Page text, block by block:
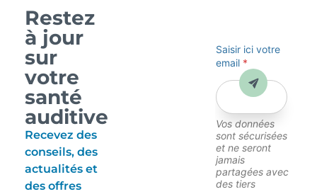
Restez
à jour
sur
votre
santé
auditive
Recevez des
conseils, des
actualités et
des offres
Saisir ici votre
email *
Vos données
sont sécurisées
et ne seront
jamais
partagées avec
des tiers
Envoyer